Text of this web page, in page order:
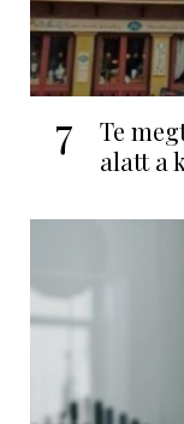
7
Te
alatt a